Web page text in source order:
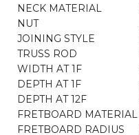
NECK MATERIAL
NUT
JOINING STYLE
TRUSS ROD
WIDTH AT 1F
DEPTH AT 1F
DEPTH AT 12F
FRETBOARD MATERIAL
FRETBOARD RADIUS